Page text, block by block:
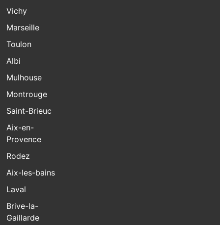
Vichy
Marseille
Toulon
Albi
Mulhouse
Montrouge
Saint-Brieuc
Aix-en-
Provence
Rodez
Aix-les-bains
Laval
Brive-la-
Gaillarde